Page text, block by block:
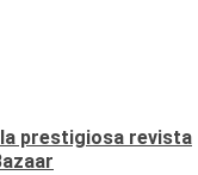
prestigiosa revista